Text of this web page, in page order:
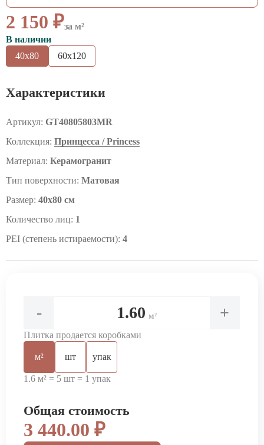
2 150 ₽за м²
В наличии
40x80
60x120
Характеристики
Артикул: GT40805803MR
Коллекция: Принцесса / Princess
Материал: Керамогранит
Тип поверхности: Матовая
Размер: 40x80 см
Количество лиц: 1
PEI (степень истираемости): 4
- м² +
Плитка продается коробками
м² шт упак
1.6 м² = 5 шт = 1 упак
Общая стоимость
3 440.00 ₽